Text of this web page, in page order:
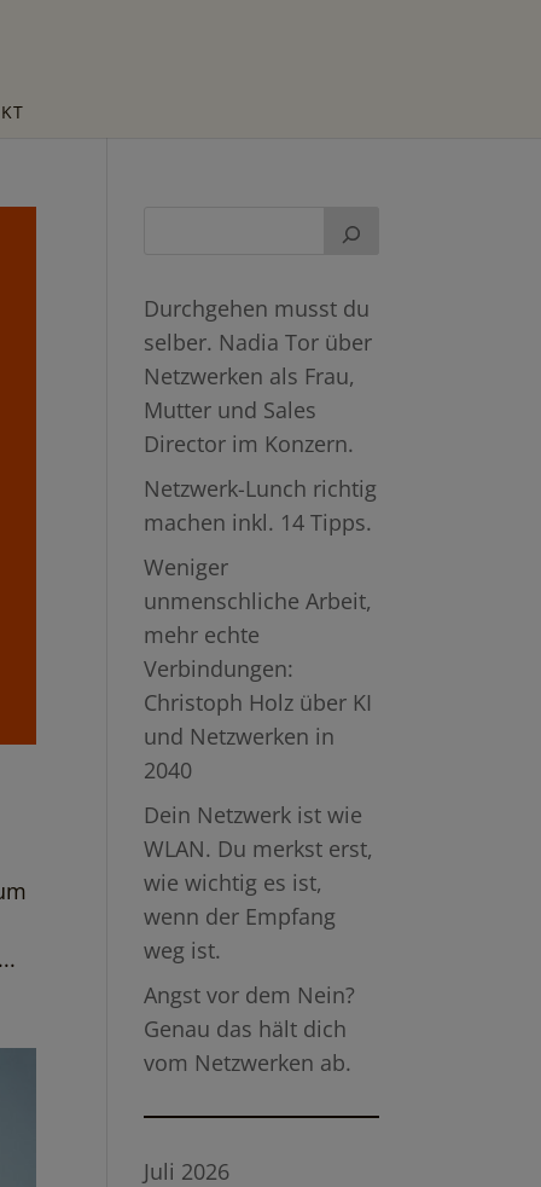
Durchgehen musst du
selber. Nadia Tor über
Netzwerken als Frau,
Mutter und Sales
Director im Konzern.
Netzwerk-Lunch richtig
machen inkl. 14 Tipps.
Weniger
unmenschliche Arbeit,
mehr echte
Verbindungen:
Christoph Holz über KI
und Netzwerken in
2040
Dein Netzwerk ist wie
WLAN. Du merkst erst,
wie wichtig es ist,
wenn der Empfang
weg ist.
Angst vor dem Nein?
Genau das hält dich
vom Netzwerken ab.
Juli 2026